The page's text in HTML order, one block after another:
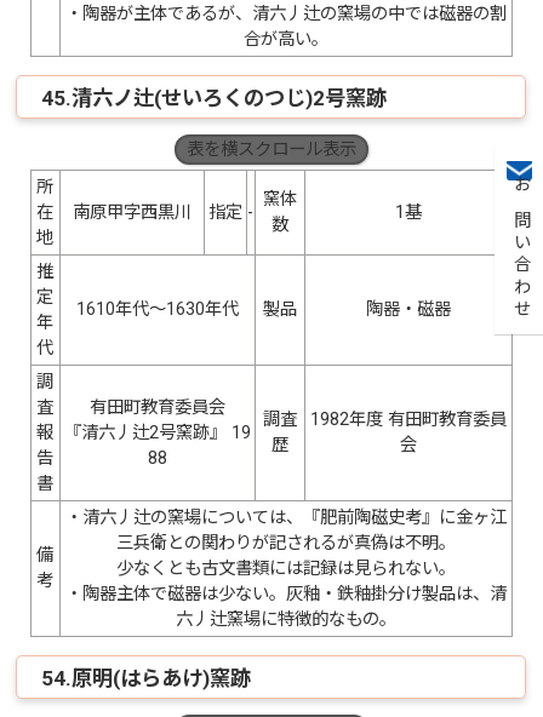
お問い合わせ
・陶器が主体であるが、清六丿辻の窯場の中では磁器の割
合が高い。
45.清六ノ辻(せいろくのつじ)2号窯跡
表を横スクロール表示
所
在
地
南原甲字西黒川 指定 -
窯体
数
1基
推
定
年
代
1610年代〜1630年代 製品 陶器・磁器
調
査
報
告
書
有田町教育委員会
『清六丿辻2号窯跡』 19
88
調査
歴
1982年度 有田町教育委員
会
備
考
・清六丿辻の窯場については、『肥前陶磁史考』に金ヶ江
三兵衛との関わりが記されるが真偽は不明。
少なくとも古文書類には記録は見られない。
・陶器主体で磁器は少ない。灰釉・鉄釉掛分け製品は、清
六丿辻窯場に特徴的なもの。
54.原明(はらあけ)窯跡